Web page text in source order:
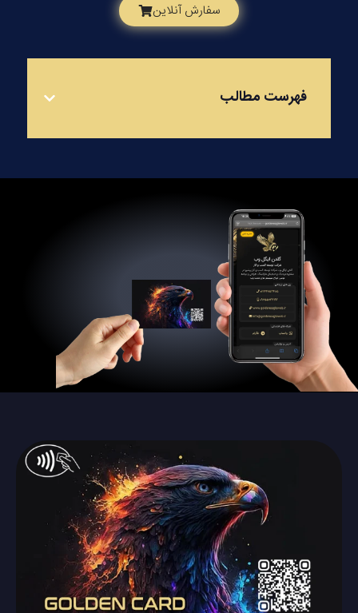
سفارش آنلاین
فهرست مطالب